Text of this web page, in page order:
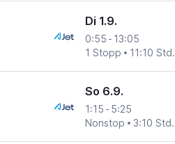
Di 1.9.
0:55 - 13:05
1 Stopp
11:10 Std.
So 6.9.
1:15 - 5:25
Nonstop
3:10 Std.